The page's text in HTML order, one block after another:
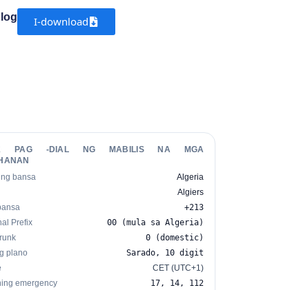
I-download
PAG -DIAL NG MABILIS NA MGA
bansa
Algeria
Algiers
+213
Prefix
00 (mula sa Algeria)
0 (domestic)
plano
Sarado, 10 digit
CET (UTC+1)
emergency
17, 14, 112